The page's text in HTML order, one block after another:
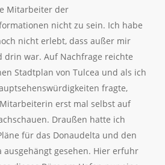
Mitarbeiter der
nicht zu sein. Ich habe
nicht erlebt, dass außer mir
drin war. Auf Nachfrage reichte
Stadtplan von Tulcea und als ich
fragte,
erst mal selbst auf
Draußen hatte ich
für das Donaudelta und den
ausgehängt gesehen. Hier erfuhr